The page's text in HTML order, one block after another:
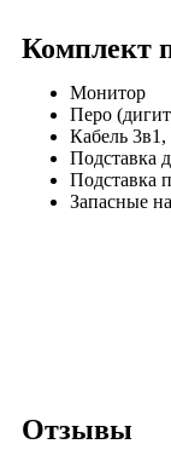
Комплект
Монитор
Перо
Кабель
Подставка
Подставка
Запасные
Отзывы